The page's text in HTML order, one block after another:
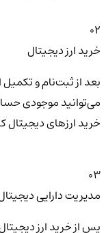
02
خرید ارز دیجیتال
بعد از ثبت‌نام و تکمیل
می‌توانید موجودی
خرید ارزهای دیجیتال
03
مدیریت دارایی دیجیتال
پس از خرید ارز